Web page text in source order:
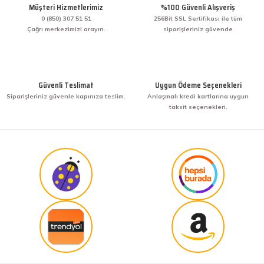
veriş yaptım. İşine sahip çıkmak ve işini hakkıyla
yapmak diye buna derim. harikasınız. paketleme,
hızlı teslimat ve güvenirlik ne derseniz var.
veriş yaptım. İşine sahip çıkmak ve işini hakkıyla
hızlı teslimat ve güvenirlik ne derseniz var.
K... G... | 09/10/2025
Uygun fiyat,kaliteli ürün
Osman Bilge | 20/06/2025
Kalın misina ile uyumlumudur
Müşteri Hizmetlerimiz
0 (850) 307 51 51
Çağrı merkezimizi arayın.
%100 Güvenli Alışveriş
256Bit SSL Sertifikası ile tüm
siparişleriniz güvende
Güvenli Teslimat
Siparişleriniz güvenle kapınıza teslim.
Uygun Ödeme Seçenekleri
Anlaşmalı kredi kartlarına uygun
taksit seçenekleri.